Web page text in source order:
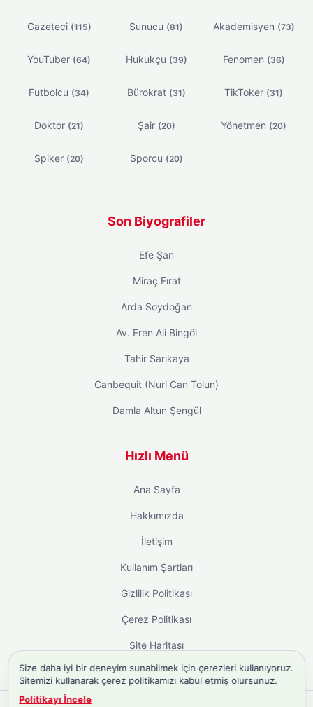
Gazeteci (115) Sunucu (81) Akademisyen (73)
YouTuber (64) Hukukçu (39) Fenomen (36)
Futbolcu (34) Bürokrat (31) TikToker (31)
Doktor (21) Şair (20) Yönetmen (20)
Spiker (20) Sporcu (20)
Son Biyografiler
Efe Şan
Miraç Fırat
Arda Soydoğan
Av. Eren Ali Bingöl
Tahir Sarıkaya
Canbequit (Nuri Can Tolun)
Damla Altun Şengül
Hızlı Menü
Ana Sayfa
Hakkımızda
İletişim
Kullanım Şartları
Gizlilik Politikası
Çerez Politikası
Site Haritası
Size daha iyi bir deneyim sunabilmek için çerezleri kullanıyoruz.
Sitemizi kullanarak çerez politikamızı kabul etmiş olursunuz.
Politikayı İncele